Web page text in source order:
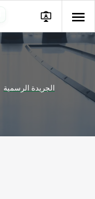
الجريدة الرسمية